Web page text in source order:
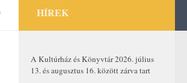
HÍREK
A Kultúrház és Könyvtár 2026. július
13. és augusztus 16. között zárva tart